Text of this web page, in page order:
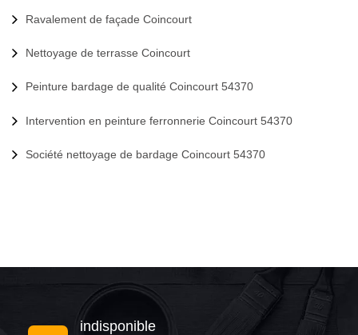
Ravalement de façade Coincourt
Nettoyage de terrasse Coincourt
Peinture bardage de qualité Coincourt 54370
Intervention en peinture ferronnerie Coincourt 54370
Société nettoyage de bardage Coincourt 54370
indisponible